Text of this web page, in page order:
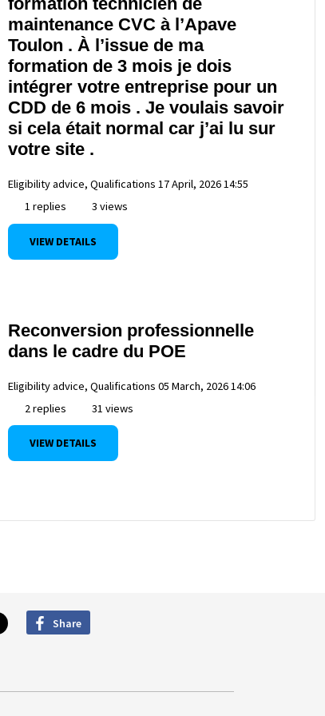
maintenance CVC à l’Apave
Toulon . À l’issue de ma
formation de 3 mois je dois
intégrer votre entreprise pour un
CDD de 6 mois . Je voulais savoir
si cela était normal car j’ai lu sur
votre site .
Eligibility advice, Qualifications 17 April, 2026 14:55
1 replies
3 views
VIEW DETAILS
Reconversion professionnelle
dans le cadre du POE
Eligibility advice, Qualifications 05 March, 2026 14:06
2 replies
31 views
VIEW DETAILS
Share